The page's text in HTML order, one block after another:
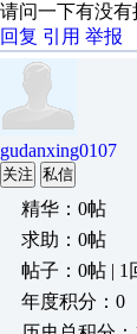
请问一下有没有
回复 引用 举报
gudanxing0107
关注 私信
精华：0帖
求助：0帖
帖子：0帖 | 1
年度积分：0